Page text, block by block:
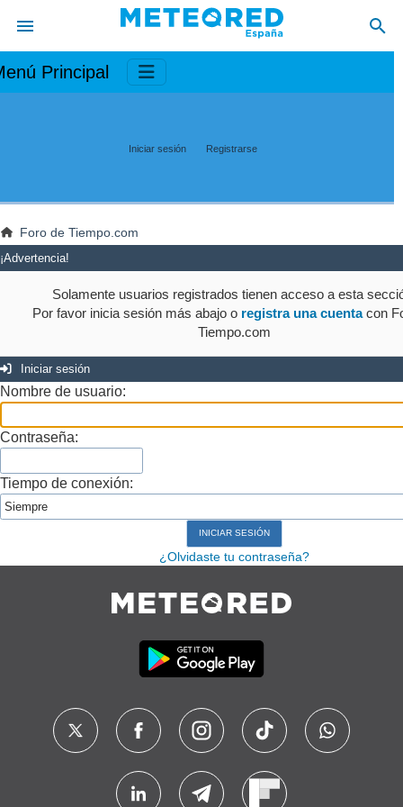
Principal
Iniciar sesión Registrarse
Foro de Tiempo.com
¡Advertencia!
Solamente usuarios registrados tienen acceso a esta
Por favor inicia sesión más abajo o registra una cuentacon
Tiempo.com
Iniciar sesión
Nombre de usuario:
Contraseña:
Tiempo de conexión:
¿Olvidaste tu contraseña?